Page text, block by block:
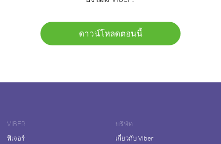
ดาวน์โหลดตอนนี้
VIBER
ฟีเจอร์
บริษัท
เกี่ยวกับ Viber